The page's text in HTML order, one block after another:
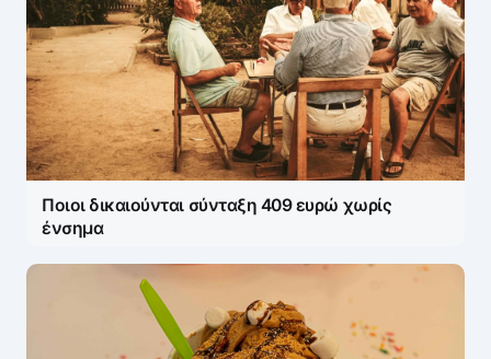
Name*
E-mail*
Save my name and e-mail in this browser for the
next time I comment.
Ποιοι δικαιούνται σύνταξη 409 ευρώ χωρίς
ένσημα